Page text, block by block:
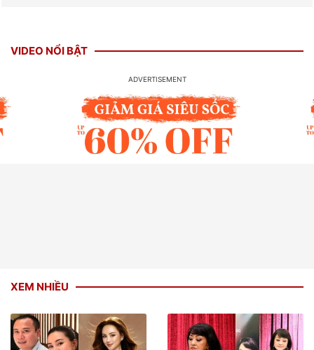
VIDEO NỔI BẬT
XEM NHIỀU